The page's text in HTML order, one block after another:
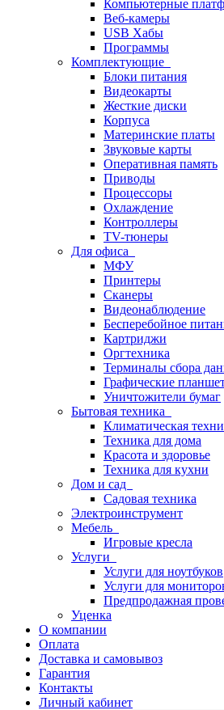
Компьютерные
Веб-камеры
USB Хабы
Программы
Комплектующие
Блоки питания
Видеокарты
Жесткие диски
Корпуса
Материнские платы
Звуковые карты
Оперативная память
Приводы
Процессоры
Охлаждение
Контроллеры
TV-тюнеры
Для офиса
МФУ
Принтеры
Сканеры
Видеонаблюдение
Бесперебойное
Картриджи
Оргтехника
Терминалы сбора
Графические
Уничтожители бумаг
Бытовая техника
Климатическая
Техника для дома
Красота и здоровье
Техника для кухни
Дом и сад
Садовая техника
Электроинструмент
Мебель
Игровые кресла
Услуги
Услуги для ноутбуков
Услуги для
Предпродажная
Уценка
О компании
Оплата
Доставка и самовывоз
Гарантия
Контакты
Личный кабинет